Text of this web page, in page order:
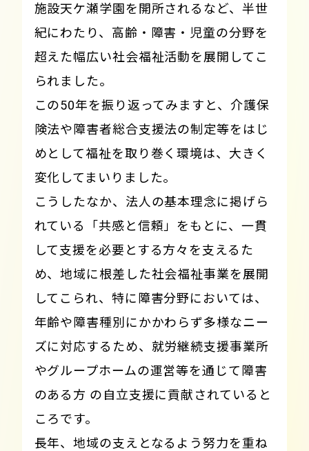
施設天ケ瀬学園を開所されるなど、半世
紀にわたり、高齢・障害・児童の分野を
超えた幅広い社会福祉活動を展開してこ
られました。
この50年を振り返ってみますと、介護保
険法や障害者総合支援法の制定等をはじ
めとして福祉を取り巻く環境は、大きく
変化してまいりました。
こうしたなか、法人の基本理念に掲げら
れている「共感と信頼」をもとに、一貫
して支援を必要とする方々を支えるた
め、地域に根差した社会福祉事業を展開
してこられ、特に障害分野においては、
年齢や障害種別にかかわらず多様なニー
ズに対応するため、就労継続支援事業所
やグループホームの運営等を通じて障害
のある方 の自立支援に貢献されていると
ころです。
長年、地域の支えとなるよう努力を重ね